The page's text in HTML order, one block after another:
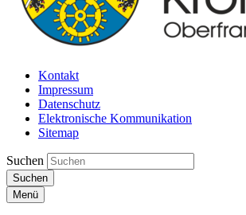
Kontakt
Impressum
Datenschutz
Elektronische Kommunikation
Sitemap
Suchen
Suchen
Menü